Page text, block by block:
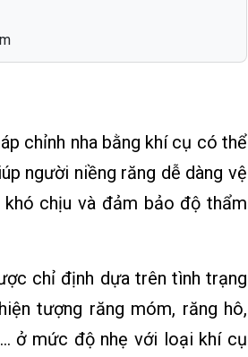
chỉnh nha bằng khí cụ có thể
người niềng răng dễ dàng vệ
chịu và đảm bảo độ thẩm
chỉ định dựa trên tình trạng
tượng răng móm, răng hô,
ở mức độ nhẹ với loại khí cụ